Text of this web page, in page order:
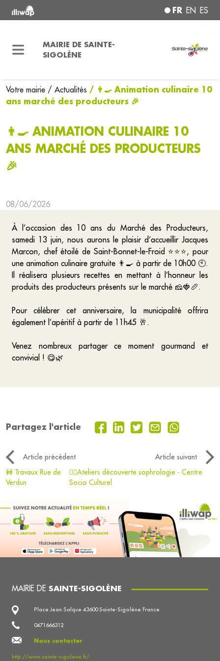
FR EN ES
MAIRIE DE SAINTE-
SIGOLÈNE
Votre mairie / Actualités / 👨‍🍳 Animation culinaire 10
ans marché des producteurs 🎉
👨‍🍳 ANIMATION CULINAIRE 10
ANS MARCHÉ DES PRODUCTEURS
🎉
08/06/2026
À l’occasion des 10 ans du Marché des Producteurs,
samedi 13 juin, nous aurons le plaisir d’accueillir Jacques
Marcon, chef étoilé de Saint-Bonnet-le-Froid ⭐⭐⭐ , pour
une animation culinaire gratuite 👨‍🍳 à partir de 10h00 🕙.
Il réalisera plusieurs recettes en mettant à l’honneur les
produits des producteurs présents sur le marché 🧀🍓🥖.
Pour célébrer cet anniversaire, la municipalité offrira
également l’apéritif à partir de 11h45 🥂 .
Venez nombreux partager ce moment gourmand et
convivial ! 😋🌿
Partagez l'article
Article précédent
Article suivant
🚧 Travaux Rue de
Verdun
🧘‍♀️Ateliers découverte sophrologie - Centre
Socio Culturel
MAIRIE DE SAINTE-SIGOLÈNE
Place Jean Salque 43600 Sainte-Sigolène France
0471666312
Nous contacter
http://www.sainte-sigolene.fr/